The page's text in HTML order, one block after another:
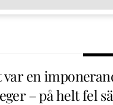
var en
– på helt fel